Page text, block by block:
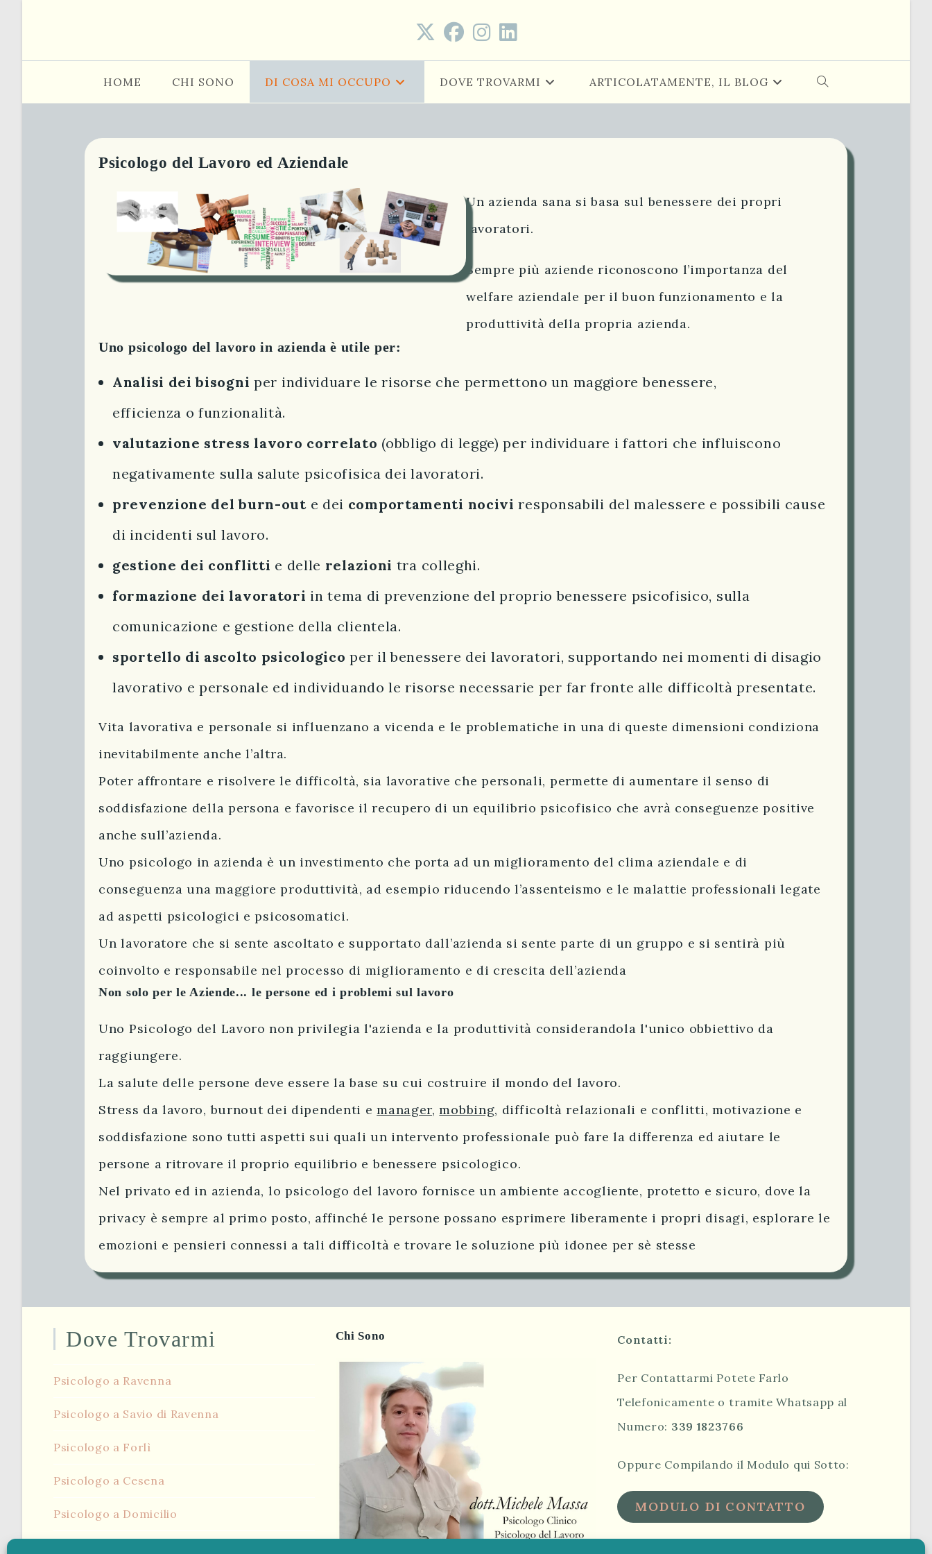
HOME CHI SONO DI COSA MI OCCUPO DOVE TROVARMI ARTICOLATAMENTE, IL BLOG ATTIVA/DISATTIVA
Psicologo del Lavoro ed Aziendale
Un azienda sana si basa sul benessere dei propri
lavoratori.
Sempre più aziende riconoscono l’importanza del
welfare aziendale per il buon funzionamento e la
produttività della propria azienda.
Uno psicologo del lavoro in azienda è utile per:
Analisi dei bisogni per individuare le risorse che permettono un maggiore benessere,
efficienza o funzionalità.
valutazione stress lavoro correlato (obbligo di legge) per individuare i fattori che influiscono
negativamente sulla salute psicofisica dei lavoratori.
prevenzione del burn-oute dei comportamenti nocivi responsabili del malessere e possibili cause
di incidenti sul lavoro.
gestione dei conflitti e delle relazioni tra colleghi.
formazione dei lavoratori in tema di prevenzione del proprio benessere psicofisico, sulla
comunicazione e gestione della clientela.
sportello di ascolto psicologico per il benessere dei lavoratori, supportando nei momenti di disagio
lavorativo e personale ed individuando le risorse necessarie per far fronte alle difficoltà presentate.
Vita lavorativa e personale si influenzano a vicenda e le problematiche in una di queste dimensioni condiziona
inevitabilmente anche l’altra.
Poter affrontare e risolvere le difficoltà, sia lavorative che personali, permette di aumentare il senso di
soddisfazione della persona e favorisce il recupero di un equilibrio psicofisico che avrà conseguenze positive
anche sull’azienda.
Uno psicologo in azienda è un investimento che porta ad un miglioramento del clima aziendale e di
conseguenza una maggiore produttività, ad esempio riducendo l’assenteismo e le malattie professionali legate
ad aspetti psicologici e psicosomatici.
Un lavoratore che si sente ascoltato e supportato dall’azienda si sente parte di un gruppo e si sentirà più
coinvolto e responsabile nel processo di miglioramento e di crescita dell’azienda
Non solo per le Aziende... le persone ed i problemi sul lavoro
Uno Psicologo del Lavoro non privilegia l'azienda e la produttività considerandola l'unico obbiettivo da
raggiungere.
La salute delle persone deve essere la base su cui costruire il mondo del lavoro.
Stress da lavoro, burnout dei dipendenti emanager,mobbing, difficoltà relazionali e conflitti, motivazione e
soddisfazione sono tutti aspetti sui quali un intervento professionale può fare la differenza ed aiutare le
persone a ritrovare il proprio equilibrio e benessere psicologico.
Nel privato ed in azienda, lo psicologo del lavoro fornisce un ambiente accogliente, protetto e sicuro, dove la
privacy è sempre al primo posto, affinché le persone possano esprimere liberamente i propri disagi, esplorare le
emozioni e pensieri connessi a tali difficoltà e trovare le soluzione più idonee per sè stesse
Dove Trovarmi
Psicologo a Ravenna
Psicologo a Savio di Ravenna
Psicologo a Forlì
Psicologo a Cesena
Psicologo a Domicilio
Chi Sono Contatti:
Per Contattarmi Potete Farlo
Telefonicamente o tramite Whatsapp al
Numero: 339 1823766
Oppure Compilando il Modulo qui Sotto:
MODULO DI CONTATTO